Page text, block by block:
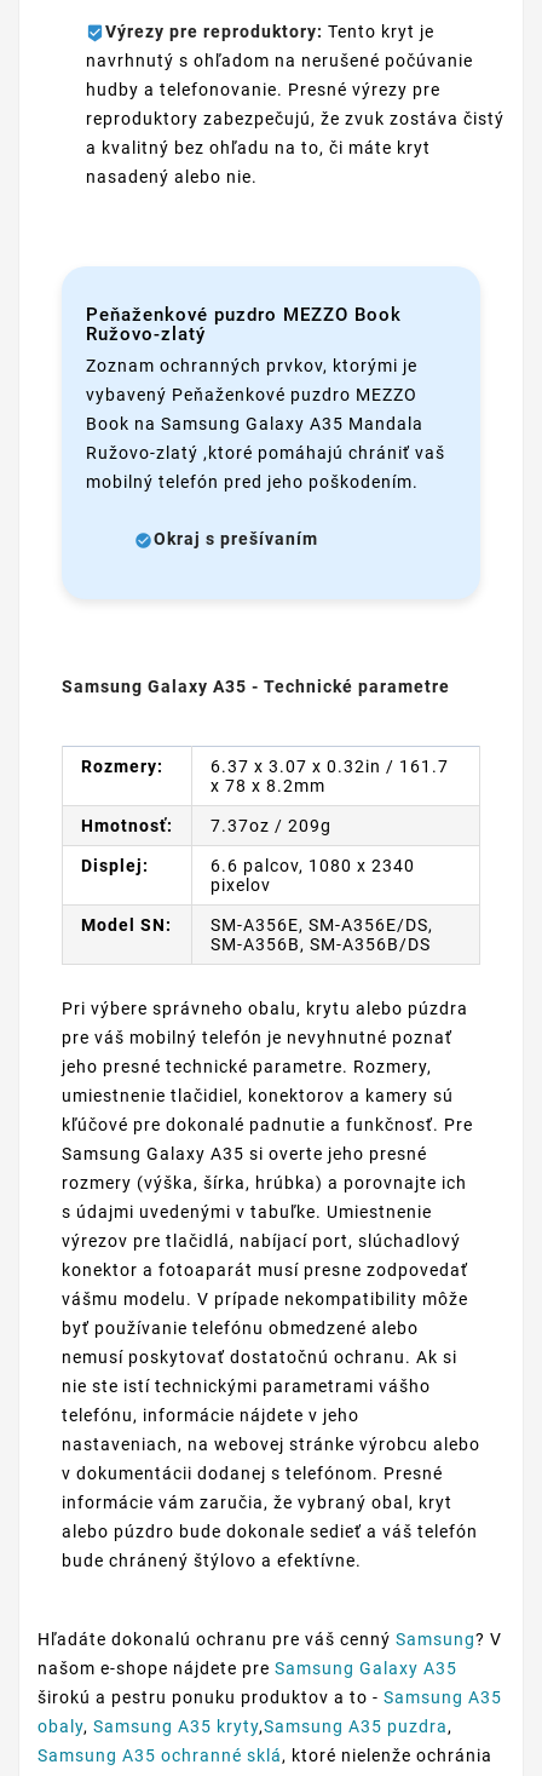
Výrezy pre reproduktory: Tento kryt je
navrhnutý s ohľadom na nerušené počúvanie
hudby a telefonovanie. Presné výrezy pre
reproduktory zabezpečujú, že zvuk zostáva čistý
a kvalitný bez ohľadu na to, či máte kryt
nasadený alebo nie.
Peňaženkové puzdro MEZZO Book
Ružovo-zlatý
Zoznam ochranných prvkov, ktorými je
vybavený Peňaženkové puzdro MEZZO
Book na Samsung Galaxy A35 Mandala
Ružovo-zlatý ,ktoré pomáhajú chrániť vaš
mobilný telefón pred jeho poškodením.
Okraj s prešívaním
Samsung Galaxy A35 - Technické parametre
Rozmery:
6.37 x 3.07 x 0.32in / 161.7
x 78 x 8.2mm
Hmotnosť: 7.37oz / 209g
Displej:
6.6 palcov, 1080 x 2340
pixelov
Model SN:
SM-A356E, SM-A356E/DS,
SM-A356B, SM-A356B/DS
Pri výbere správneho obalu, krytu alebo púzdra
pre váš mobilný telefón je nevyhnutné poznať
jeho presné technické parametre. Rozmery,
umiestnenie tlačidiel, konektorov a kamery sú
kľúčové pre dokonalé padnutie a funkčnosť. Pre
Samsung Galaxy A35 si overte jeho presné
rozmery (výška, šírka, hrúbka) a porovnajte ich
s údajmi uvedenými v tabuľke. Umiestnenie
výrezov pre tlačidlá, nabíjací port, slúchadlový
konektor a fotoaparát musí presne zodpovedať
vášmu modelu. V prípade nekompatibility môže
byť používanie telefónu obmedzené alebo
nemusí poskytovať dostatočnú ochranu. Ak si
nie ste istí technickými parametrami vášho
telefónu, informácie nájdete v jeho
nastaveniach, na webovej stránke výrobcu alebo
v dokumentácii dodanej s telefónom. Presné
informácie vám zaručia, že vybraný obal, kryt
alebo púzdro bude dokonale sedieť a váš telefón
bude chránený štýlovo a efektívne.
Hľadáte dokonalú ochranu pre váš cenný Samsung? V
našom e-shope nájdete pre Samsung Galaxy A35
širokú a pestru ponuku produktov a to - Samsung A35
obaly, Samsung A35 kryty,Samsung A35 puzdra,
Samsung A35 ochranné sklá, ktoré nielenže ochránia